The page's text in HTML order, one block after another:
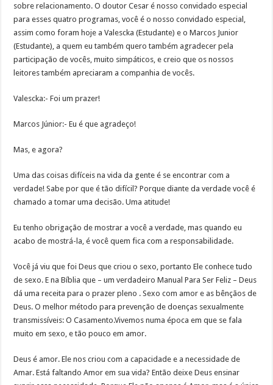
sobre relacionamento. O doutor Cesar é nosso convidado especial
para esses quatro programas, você é o nosso convidado especial,
assim como foram hoje a Valescka (Estudante) e o Marcos Junior
(Estudante), a quem eu também quero também agradecer pela
participação de vocês, muito simpáticos, e creio que os nossos
leitores também apreciaram a companhia de vocês.
Valescka:- Foi um prazer!
Marcos Júnior:- Eu é que agradeço!
Mas, e agora?
Uma das coisas difíceis na vida da gente é se encontrar com a
verdade! Sabe por que é tão difícil? Porque diante da verdade você é
chamado a tomar uma decisão. Uma atitude!
Eu tenho obrigação de mostrar a você a verdade, mas quando eu
acabo de mostrá-la, é você quem fica com a responsabilidade.
Você já viu que foi Deus que criou o sexo, portanto Ele conhece tudo
de sexo. E na Bíblia que – um verdadeiro Manual Para Ser Feliz – Deus
dá uma receita para o prazer pleno . Sexo com amor e as bênçãos de
Deus. O melhor método para prevenção de doenças sexualmente
transmissíveis: O Casamento.Vivemos numa época em que se fala
muito em sexo, e tão pouco em amor.
Deus é amor. Ele nos criou com a capacidade e a necessidade de
Amar. Está faltando Amor em sua vida? Então deixe Deus ensinar